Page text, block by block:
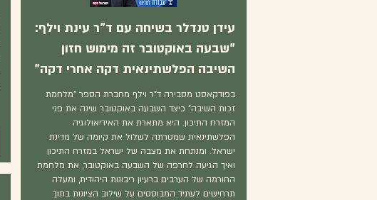
עידן טנדלר בשיחה עם ד"ר עינת וילף:
"שבעה באוקטובר זה מימוש חזון
השיבה הפלשתינאית דקה אחרי דקה"
בפודקאסט מסבירה ד"ר וילף מחברת הספר "מלחמת
זכות השיבה" כיצד השבעה באוקטובר שינה את פני
המזרח התיכון. היא מתארת את האידיאולוגיה
הפלשתינאית שמטרתה לשלול את קיומה של מדינת
ישראל. ומנתחת את מצבה של ישראל במזרח התיכון
ואיך הגיעה לחרפה של השבעה באוקטובר, את מלחמת
החורמה של הערבים ברעיון ריבונות היהודית, ומעלה
תרחישים לעתיד המבוססים על שילוב הציונות בתוך